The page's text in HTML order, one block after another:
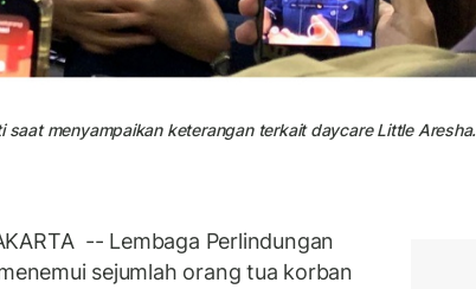
saat menyampaikan keterangan terkait daycare Little Aresha.
-- Lembaga Perlindungan
sejumlah orang tua korban